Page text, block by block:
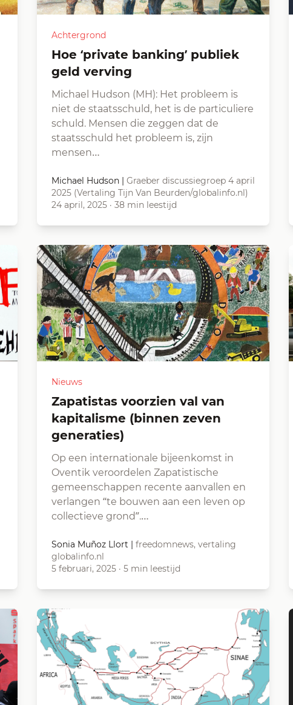
Achtergrond
Hoe ‘private banking’ publiek
geld verving
Michael Hudson (MH): Het probleem is
niet de staatsschuld, het is de particuliere
schuld. Mensen die zeggen dat de
staatsschuld het probleem is, zijn
mensen…
Michael Hudson | Graeber discussiegroep 4 april
2025 (Vertaling Tijn Van Beurden/globalinfo.nl)
24 april, 2025 · 38 min leestijd
Nieuws
Zapatistas voorzien val van
kapitalisme (binnen zeven
generaties)
Op een internationale bijeenkomst in
Oventik veroordelen Zapatistische
gemeenschappen recente aanvallen en
verlangen “te bouwen aan een leven op
collectieve grond”.…
Sonia Muñoz Llort | freedomnews, vertaling
globalinfo.nl
5 februari, 2025 · 5 min leestijd